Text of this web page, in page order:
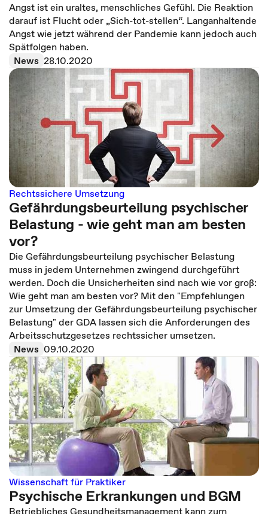
Angst ist ein uraltes, menschliches Gefühl. Die Reaktion
darauf ist Flucht oder „Sich-tot-stellen“. Langanhaltende
Angst wie jetzt während der Pandemie kann jedoch auch
Spätfolgen haben.
News 28.10.2020
Rechtssichere Umsetzung
Gefährdungsbeurteilung psychischer
Belastung - wie geht man am besten
vor?
Die Gefährdungsbeurteilung psychischer Belastung
muss in jedem Unternehmen zwingend durchgeführt
werden. Doch die Unsicherheiten sind nach wie vor groß:
Wie geht man am besten vor? Mit den "Empfehlungen
zur Umsetzung der Gefährdungsbeurteilung psychischer
Belastung" der GDA lassen sich die Anforderungen des
Arbeitsschutzgesetzes rechtssicher umsetzen.
News 09.10.2020
Wissenschaft für Praktiker
Psychische Erkrankungen und BGM
Betriebliches Gesundheitsmanagement kann zum